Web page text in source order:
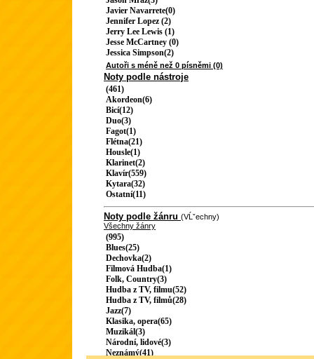
Javier Navarrete(0)
Jennifer Lopez (2)
Jerry Lee Lewis (1)
Jesse McCartney (0)
Jessica Simpson(2)
Autoři s méně než 0 písněmi (0)
Noty podle nástroje
(461)
Akordeon(6)
Bicí(12)
Duo(3)
Fagot(1)
Flétna(21)
Housle(1)
Klarinet(2)
Klavír(559)
Kytara(32)
Ostatní(11)
Noty podle žánru (VĹˇechny)
Všechny žánry
(995)
Blues(25)
Dechovka(2)
Filmová Hudba(1)
Folk, Country(3)
Hudba z TV, filmu(52)
Hudba z TV, filmů(28)
Jazz(7)
Klasika, opera(65)
Muzikál(3)
Národní, lidové(3)
Neznámý(41)